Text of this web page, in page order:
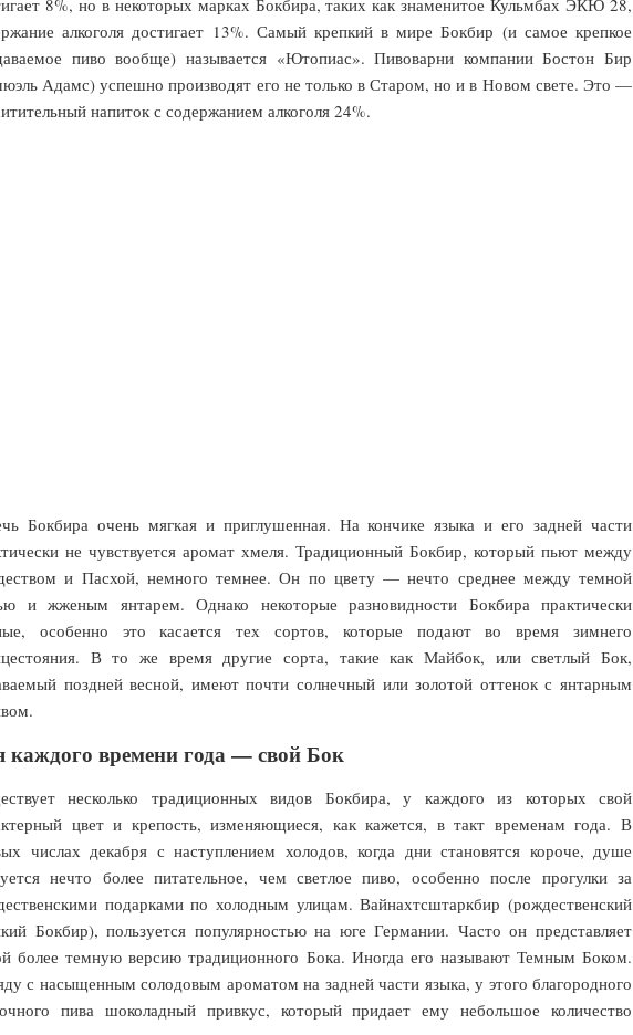
8%, но в некоторых марках Бокбира, таких как знаменитое Кульмбах ЭКЮ 28,
алкоголя достигает 13%. Самый крепкий в мире Бокбир (и самое крепкое
пиво вообще) называется «Ютопиас». Пивоварни компании Бостон Бир
Адамс) успешно производят его не только в Старом, но и в Новом свете. Это —
напиток с содержанием алкоголя 24%.
Бокбира очень мягкая и приглушенная. На кончике языка и его задней части
не чувствуется аромат хмеля. Традиционный Бокбир, который пьют между
и Пасхой, немного темнее. Он по цвету — нечто среднее между темной
и жженым янтарем. Однако некоторые разновидности Бокбира практически
особенно это касается тех сортов, которые подают во время зимнего
В то же время другие сорта, такие как Майбок, или светлый Бок,
поздней весной, имеют почти солнечный или золотой оттенок с янтарным
каждого времени года — свой Бок
несколько традиционных видов Бокбира, у каждого из которых свой
цвет и крепость, изменяющиеся, как кажется, в такт временам года. В
числах декабря с наступлением холодов, когда дни становятся короче, душе
нечто более питательное, чем светлое пиво, особенно после прогулки за
подарками по холодным улицам. Вайнахтсштаркбир (рождественский
Бокбир), пользуется популярностью на юге Германии. Часто он представляет
более темную версию традиционного Бока. Иногда его называют Темным Боком.
с насыщенным солодовым ароматом на задней части языка, у этого благородного
пива шоколадный привкус, который придает ему небольшое количество